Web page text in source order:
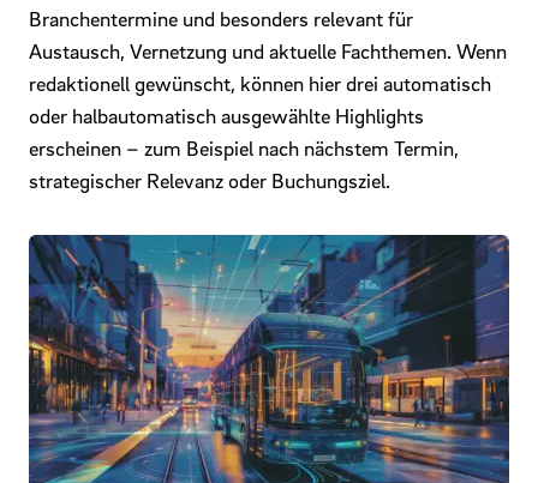
Branchentermine und besonders relevant für
Austausch, Vernetzung und aktuelle Fachthemen. Wenn
redaktionell gewünscht, können hier drei automatisch
oder halbautomatisch ausgewählte Highlights
erscheinen – zum Beispiel nach nächstem Termin,
strategischer Relevanz oder Buchungsziel.